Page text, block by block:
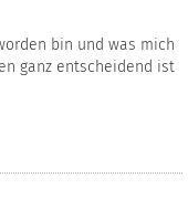
bin und was mich
ganz entscheidend ist